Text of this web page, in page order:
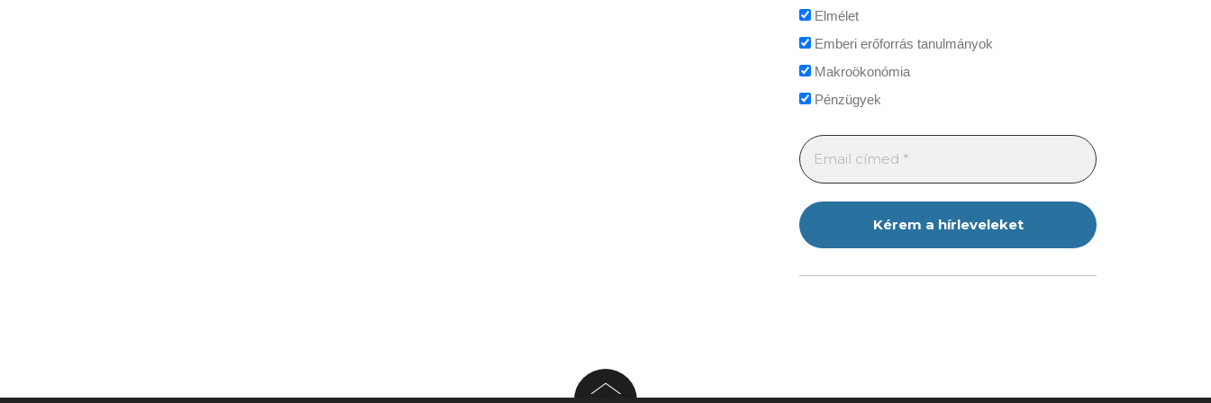
Elmélet
Emberi erőforrás tanulmányok
Makroökonómia
Pénzügyek